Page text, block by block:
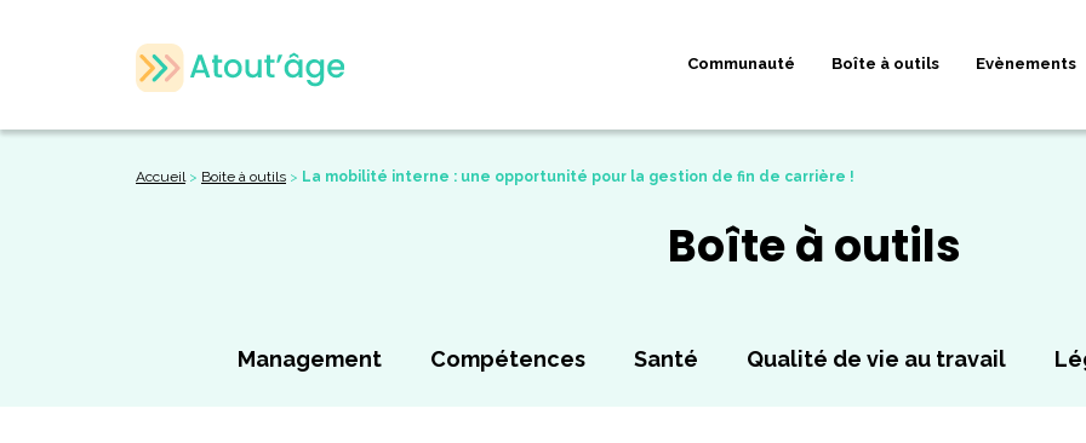
Communauté Boîte à outils Evènements
Accueil> Boite à outils > La mobilité interne : une opportunité pour la gestion de fin de carrière !
Boîte à outils
Management Compétences Santé Qualité de vie au travail